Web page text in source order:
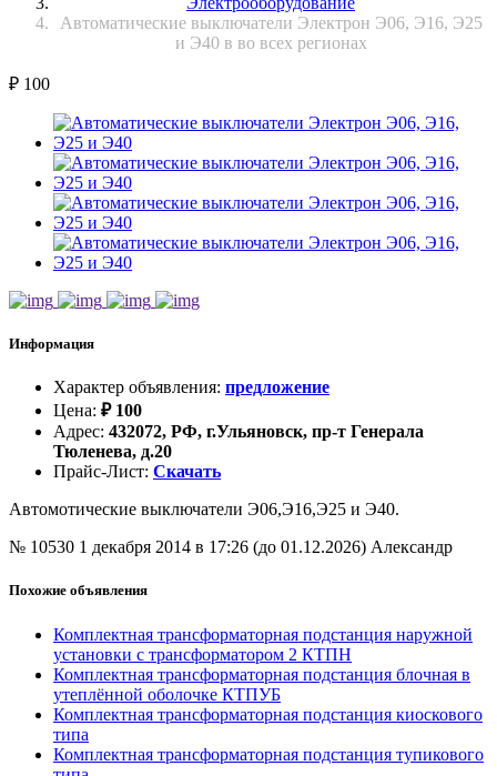
Автоматические выключатели Электрон Э06, Э16, Э25
и Э40 в во всех регионах
₽ 100
Информация
Характер объявления: предложение
Цена: ₽100
Адрес: 432072, РФ, г.Ульяновск, пр-т Генерала
Тюленева, д.20
Прайс-Лист: Скачать
Автомотические выключатели Э06,Э16,Э25 и Э40.
№ 10530 1 декабря 2014 в 17:26 (до 01.12.2026) Александр
Похожие объявления
Комплектная трансформаторная подстанция наружной
установки с трансформатором 2 КТПН
Комплектная трансформаторная подстанция блочная в
утеплённой оболочке КТПУБ
Комплектная трансформаторная подстанция киоскового
типа
Комплектная трансформаторная подстанция тупикового